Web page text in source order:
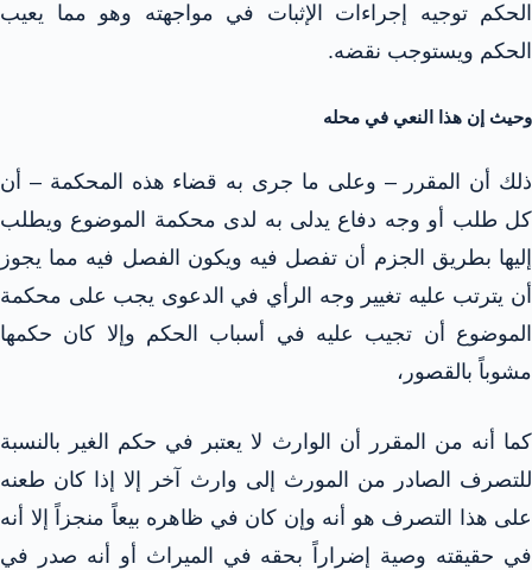
الحكم توجيه إجراءات الإثبات في مواجهته وهو مما يعيب
الحكم ويستوجب نقضه.
وحيث إن هذا النعي في محله
ذلك أن المقرر – وعلى ما جرى به قضاء هذه المحكمة – أن
كل طلب أو وجه دفاع يدلى به لدى محكمة الموضوع ويطلب
إليها بطريق الجزم أن تفصل فيه ويكون الفصل فيه مما يجوز
أن يترتب عليه تغيير وجه الرأي في الدعوى يجب على محكمة
الموضوع أن تجيب عليه في أسباب الحكم وإلا كان حكمها
مشوباً بالقصور،
كما أنه من المقرر أن الوارث لا يعتبر في حكم الغير بالنسبة
للتصرف الصادر من المورث إلى وارث آخر إلا إذا كان طعنه
على هذا التصرف هو أنه وإن كان في ظاهره بيعاً منجزاً إلا أنه
في حقيقته وصية إضراراً بحقه في الميراث أو أنه صدر في